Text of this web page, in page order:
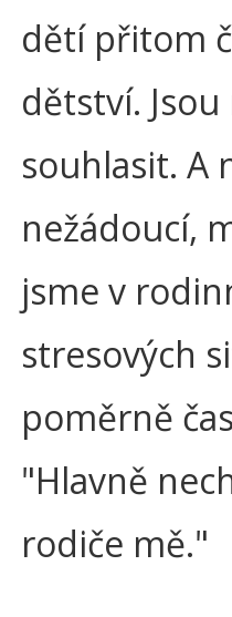
dětí přitom
dětství.
souhlasit. A
nežádoucí,
jsme v
stresových
poměrně
"Hlavně
rodiče mě."